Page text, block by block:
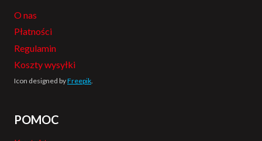
O nas
Płatności
Regulamin
Koszty wysyłki
Icon designed byFreepik.
POMOC